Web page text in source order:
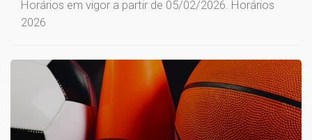
Horários em vigor a partir de 05/02/2026. Horários
2026